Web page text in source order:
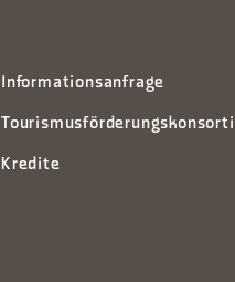
Informationsanfrage
Kredite